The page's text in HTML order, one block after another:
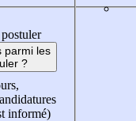
parmi les
?
informé)